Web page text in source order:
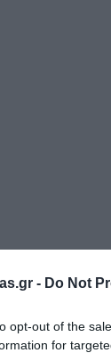
- Do Not
opt-out of the
for
Επικοινωνία